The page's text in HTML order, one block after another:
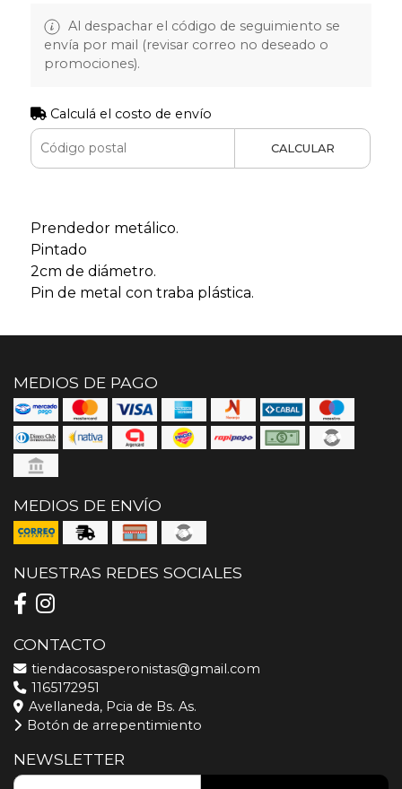
Al despachar el código de seguimiento se
envía por mail (revisar correo no deseado o
promociones).
Calculá el costo de envío
CALCULAR
Prendedor metálico.
Pintado
2cm de diámetro.
Pin de metal con traba plástica.
MEDIOS DE PAGO
MEDIOS DE ENVÍO
NUESTRAS REDES SOCIALES
CONTACTO
tiendacosasperonistas@gmail.com
1165172951
Avellaneda, Pcia de Bs. As.
Botón de arrepentimiento
NEWSLETTER